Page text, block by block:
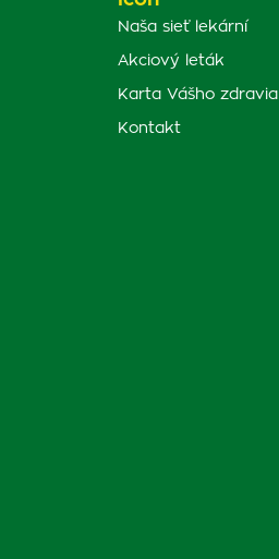
Naša sieť lekární
Akciový leták
Karta Vášho zdravia
Kontakt